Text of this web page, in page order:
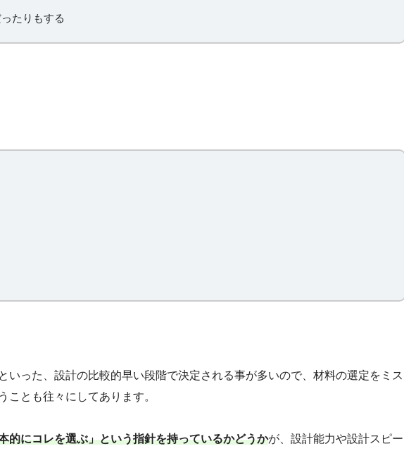
たりもする
いった、設計の比較的早い段階で決定される事が多いので、材料の選定をミス
ことも往々にしてあります。
的にコレを選ぶ」という指針を持っているかどうかが、設計能力や設計スピー